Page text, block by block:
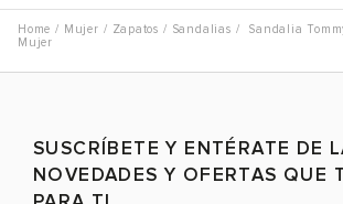
Mujer Zapatos Sandalias
Sandalia
Mujer
SUSCRÍBETE Y ENTÉRATE DE
NOVEDADES Y OFERTAS QUE